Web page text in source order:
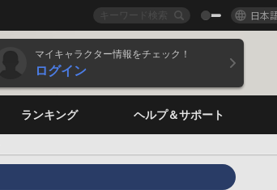
日本
マイキャラクター情報をチェック！
ログイン
ランキング ヘルプ＆サポート